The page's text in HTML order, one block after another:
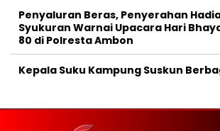
Penyaluran Beras, Penyerahan
Syukuran Warnai Upacara Hari
80 di Polresta Ambon
Kepala Suku Kampung Suskun